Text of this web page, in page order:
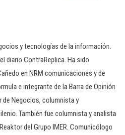
y tecnologías de la información.
diario ContraReplica. Ha sido
en NRM comunicaciones y de
e integrante de la Barra de Opinión
de Negocios, columnista y
También fue columnista y analista
del Grupo IMER. Comunicólogo